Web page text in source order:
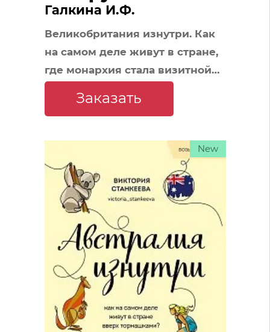
Галкина И.Ф.
Великобритания изнутри. Как
на самом деле живут в стране,
где монархия стала визитной
Заказать
New